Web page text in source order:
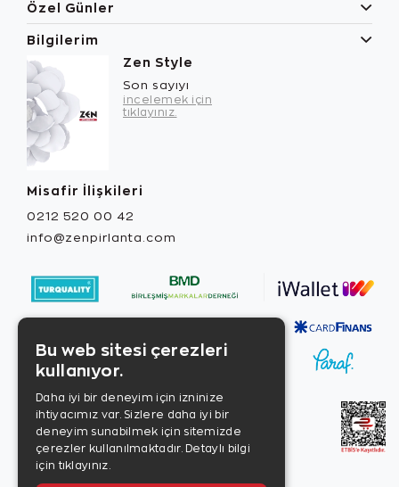
Özel Günler
Bilgilerim
Zen Style
Son sayıyı
incelemek için
tıklayınız.
Misafir İlişkileri
0212 520 00 42
info@zenpirlanta.com
Bu web sitesi çerezleri
kullanıyor.
Daha iyi bir deneyim için izninize
ihtiyacımız var. Sizlere daha iyi bir
deneyim sunabilmek için sitemizde
çerezler kullanılmaktadır. Detaylı bilgi
için tıklayınız.